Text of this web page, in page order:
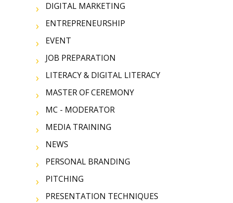
DIGITAL MARKETING
ENTREPRENEURSHIP
EVENT
JOB PREPARATION
LITERACY & DIGITAL LITERACY
MASTER OF CEREMONY
MC - MODERATOR
MEDIA TRAINING
NEWS
PERSONAL BRANDING
PITCHING
PRESENTATION TECHNIQUES